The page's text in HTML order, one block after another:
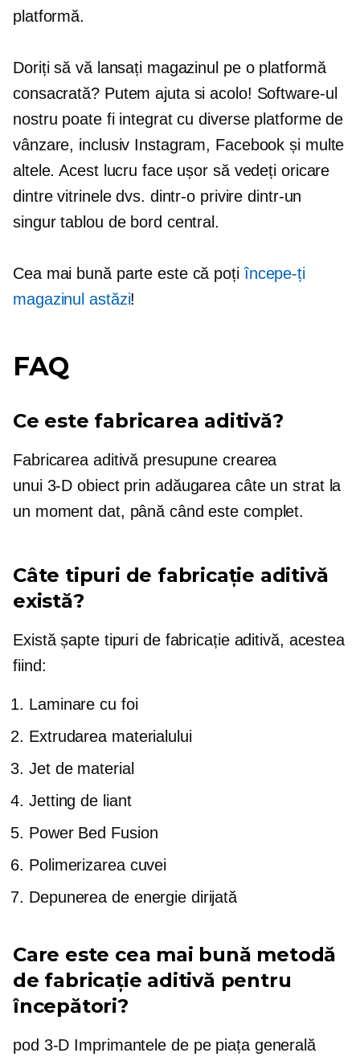
platformă.
Doriți să vă lansați magazinul pe o platformă
consacrată? Putem ajuta si acolo! Software-ul
nostru poate fi integrat cu diverse platforme de
vânzare, inclusiv Instagram, Facebook și multe
altele. Acest lucru face ușor să vedeți oricare
dintre vitrinele dvs. dintr-o privire dintr-un
singur tablou de bord central.
Cea mai bună parte este că poțiîncepe-ți
magazinul astăzi!
FAQ
Ce este fabricarea aditivă?
Fabricarea aditivă presupune crearea
unui 3-D obiect prin adăugarea câte un strat la
un moment dat, până când este complet.
Câte tipuri de fabricație aditivă
există?
Există șapte tipuri de fabricație aditivă, acestea
fiind:
Laminare cu foi
Extrudarea materialului
Jet de material
Jetting de liant
Power Bed Fusion
Polimerizarea cuvei
Depunerea de energie dirijată
Care este cea mai bună metodă
de fabricație aditivă pentru
începători?
pod 3-D Imprimantele de pe piața generală